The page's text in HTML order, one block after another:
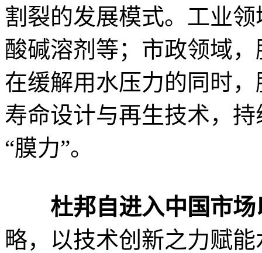
割裂的发展模式。工业
酸碱溶剂等；市政领域
在缓解用水压力的同时
寿命设计与再生技术，
“膜力”。
杜邦自进入中国市场
略，以技术创新之力赋